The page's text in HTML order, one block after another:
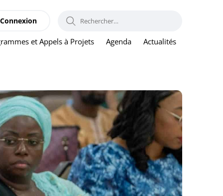
et Appels à Projets Agenda Actualités
Connexion RECHERCHER :